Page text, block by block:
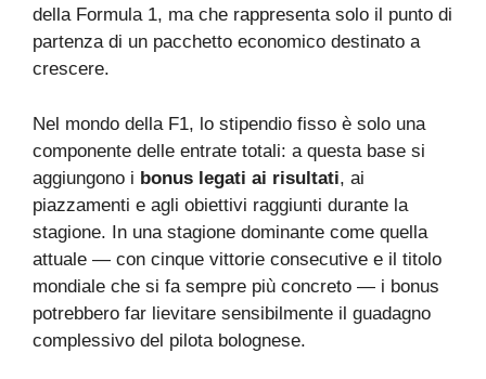
della Formula 1, ma che rappresenta solo il punto di
partenza di un pacchetto economico destinato a
crescere.
Nel mondo della F1, lo stipendio fisso è solo una
componente delle entrate totali: a questa base si
aggiungono i bonus legati ai risultati, ai
piazzamenti e agli obiettivi raggiunti durante la
stagione. In una stagione dominante come quella
attuale — con cinque vittorie consecutive e il titolo
mondiale che si fa sempre più concreto — i bonus
potrebbero far lievitare sensibilmente il guadagno
complessivo del pilota bolognese.